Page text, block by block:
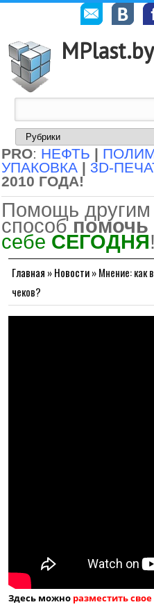
MPlast.by
PRO: НЕФТЬ |
УПАКОВКА | 3D-
2010 ГОДА!
Помощь
способ помочь
себе СЕГОДНЯ
Главная »Новости»Мнение: как
чеков?
Здесь можно разместить